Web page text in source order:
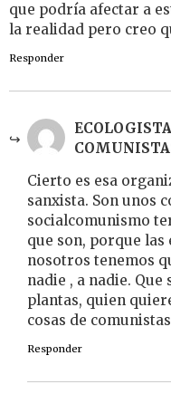
que podría afectar a
la realidad pero creo
Responder
Cierto es esa
sanxista. Son unos
socialcomunismo
que son, porque
nosotros tenemos
nadie , a nadie.
plantas, quien
cosas de
Responder